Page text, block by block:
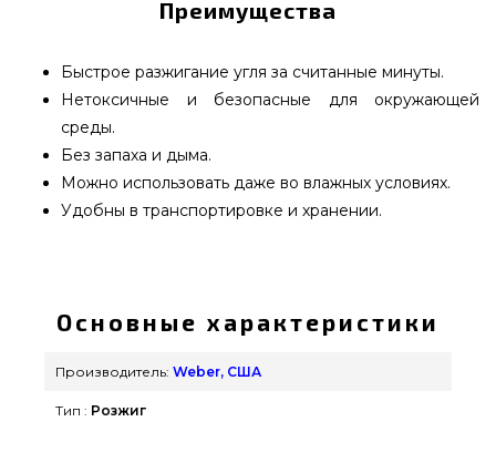
Преимущества
Быстрое разжигание угля за считанные минуты.
Нетоксичные и безопасные для окружающей
среды.
Без запаха и дыма.
Можно использовать даже во влажных условиях.
Удобны в транспортировке и хранении.
Weber, США по лучшей цене всего 369 грн. в
каталоге брендовых грилей GrillPoint. Выгодные
предложения на Уголь и Розжиг для гриля в
продавцам на телефонный номер (098) 333-26-55
Основные характеристики
Производитель: Weber, США
Тип : Розжиг